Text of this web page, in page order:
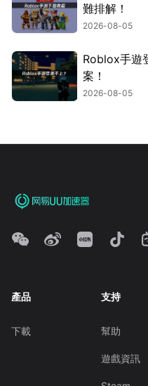
難排解！
2026-08-05
Roblox手遊
案！
2026-08-05
產品
下載
支持
幫助
遊戲資訊